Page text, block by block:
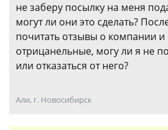
не заберу посылку на меня
могут ли они это сделать?
почитать отзывы о компании и
отрицанельные, могу ли я не
или отказаться от него?
Али, г. Новосибирск